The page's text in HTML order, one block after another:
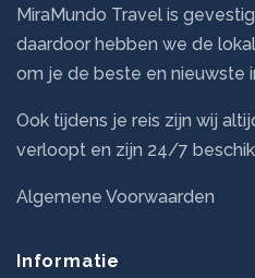
MiraMundo Travel is
daardoor hebben we de
om je de beste en nieuwste
Ook tijdens je reis zijn wij
verloopt en zijn 24/7
Algemene Voorwaarden
Informatie